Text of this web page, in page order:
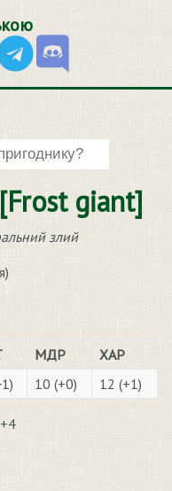
giant]
злий
МДР
ХАР
10 (+0) 12 (+1)